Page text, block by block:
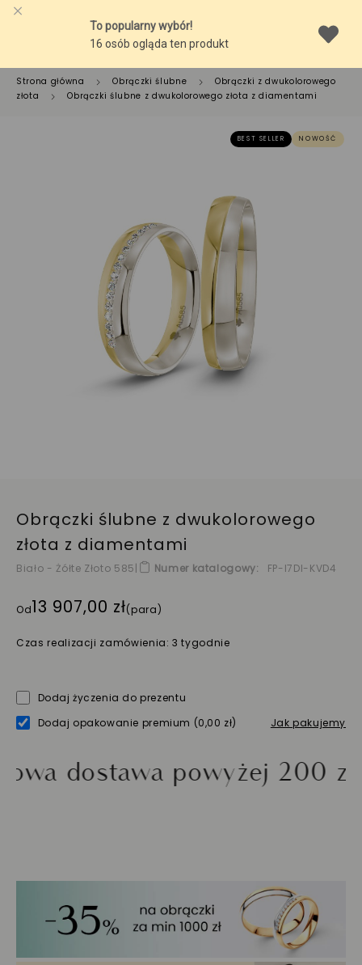
Strona główna Obrączki ślubne
Obrączki z dwukolorowego
złota
Obrączki ślubne z dwukolorowego złota z diamentami
BEST SELLER NOWOŚĆ
Obrączki ślubne z dwukolorowego
złota z diamentami
Biało - Żółte Złoto 585| Numer katalogowy FP-I7DI-KVD4
Od13 907,00 zł(para)
Czas realizacji zamówienia: 3 tygodnie
Dodaj życzenia do prezentu
Dodaj opakowanie premium (0,00 zł) Jak pakujemy
powyżej 200 zł